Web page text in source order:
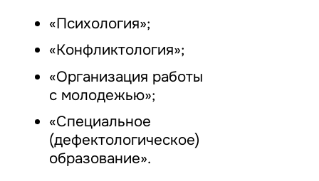
«Психология»;
«Конфликтология»;
«Организация работы
с молодежью»;
«Специальное
(дефектологическое)
образование».